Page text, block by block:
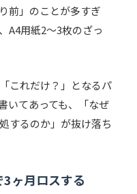
前」のことが多すぎ
A4用紙2〜3枚のざっ
これだけ？」となるパ
いてあっても、「なぜ
するのか」が抜け落ち
ヶ月ロスする